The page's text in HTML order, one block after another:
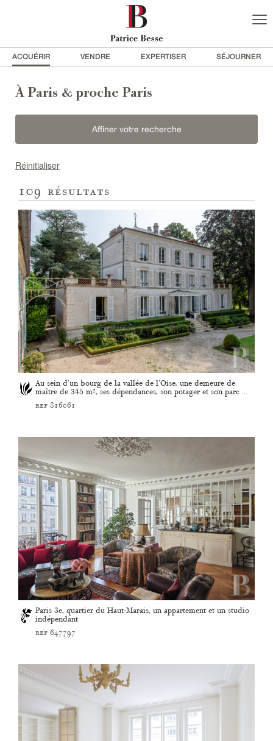
ACQUÉRIR VENDRE EXPERTISER SÉJOURNER
À Paris & proche Paris
Affiner votre recherche
Réinitialiser
109 résultats
Au sein d'un bourg de la vallée de l'Oise, une demeure de
maître de 345 m², ses dépendances, son potager et son parc ...
ref 816061
Paris 3e, quartier du Haut-Marais, un appartement et un studio
indépendant
ref 647797